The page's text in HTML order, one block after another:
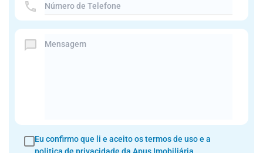
Eu confirmo que li e aceito ostermos de uso e a
politica de privacidade da Apus Imobiliária.